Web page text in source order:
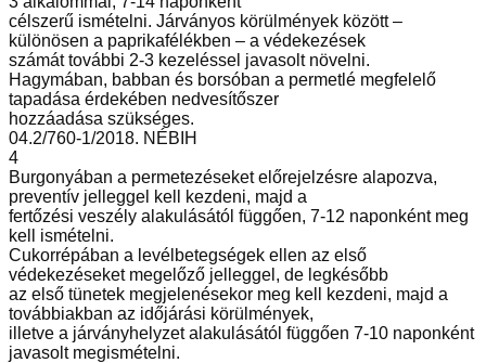
célszerű ismételni. Járványos körülmények között –
különösen a paprikafélékben – a védekezések
számát további 2-3 kezeléssel javasolt növelni.
Hagymában, babban és borsóban a permetlé megfelelő
tapadása érdekében nedvesítőszer
hozzáadása szükséges.
04.2/760-1/2018. NÉBIH
4
Burgonyában a permetezéseket előrejelzésre alapozva,
preventív jelleggel kell kezdeni, majd a
fertőzési veszély alakulásától függően, 7-12 naponként meg
kell ismételni.
Cukorrépában a levélbetegségek ellen az első
védekezéseket megelőző jelleggel, de legkésőbb
az első tünetek megjelenésekor meg kell kezdeni, majd a
továbbiakban az időjárási körülmények,
illetve a járványhelyzet alakulásától függően 7-10 naponként
javasolt megismételni.